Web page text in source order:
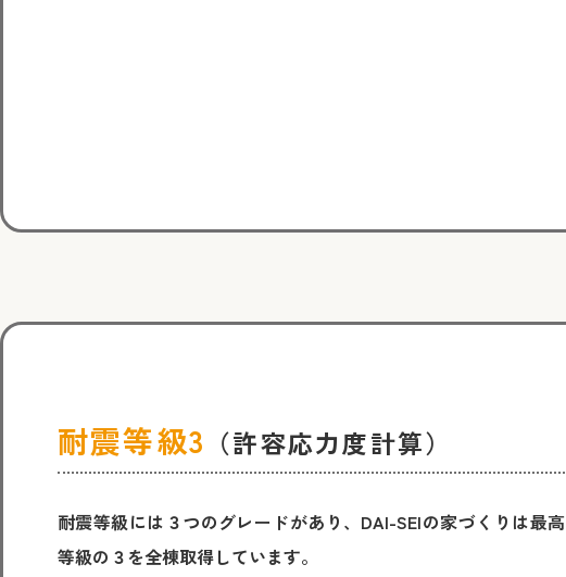
耐震等級3 （許容応力度計算）
耐震等級には３つのグレードがあり、DAI-SEIの家づくりは最高
等級の３を全棟取得しています。